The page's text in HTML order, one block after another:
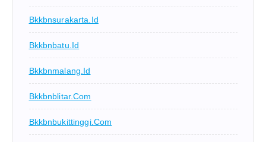
Bkkbnsurakarta.id
Bkkbnbatu.id
Bkkbnmalang.id
Bkkbnblitar.com
Bkkbnbukittinggi.com